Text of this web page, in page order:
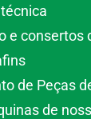
e consertos
de Peças
de